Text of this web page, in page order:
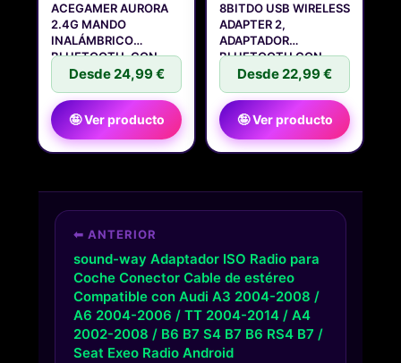
ACEGAMER AURORA
2.4G MANDO
INALÁMBRICO
BLUETOOTH, CON
JOYSTICK
Desde 24,99 €
🤪 Ver producto
8BITDO USB WIRELESS
ADAPTER 2,
ADAPTADOR
BLUETOOTH CON
CABLE OTG
Desde 22,99 €
🤪 Ver producto
⬅ ANTERIOR
sound-way Adaptador ISO Radio para
Coche Conector Cable de estéreo
Compatible con Audi A3 2004-2008 /
A6 2004-2006 / TT 2004-2014 / A4
2002-2008 / B6 B7 S4 B7 B6 RS4 B7 /
Seat Exeo Radio Android